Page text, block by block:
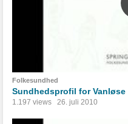
Folkesundhed
Sundhedsprofil for Vanløse
1.197 views 26. juli 2010